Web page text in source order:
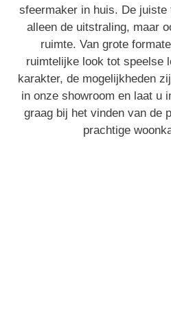
sfeermaker in huis. De juiste
alleen de uitstraling, maar
ruimte. Van grote
ruimtelijke look tot speelse
karakter, de mogelijkheden
in onze showroom en laat u
graag bij het vinden van de
prachtige